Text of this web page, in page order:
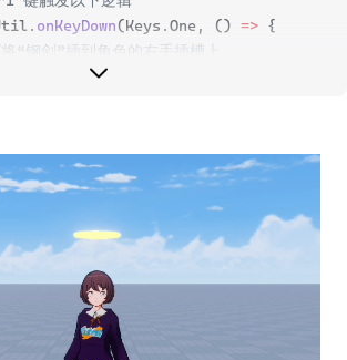
onKeyDown(Keys.One, () => {
“钢剑”插到角色的右手插槽上
attachToSlot